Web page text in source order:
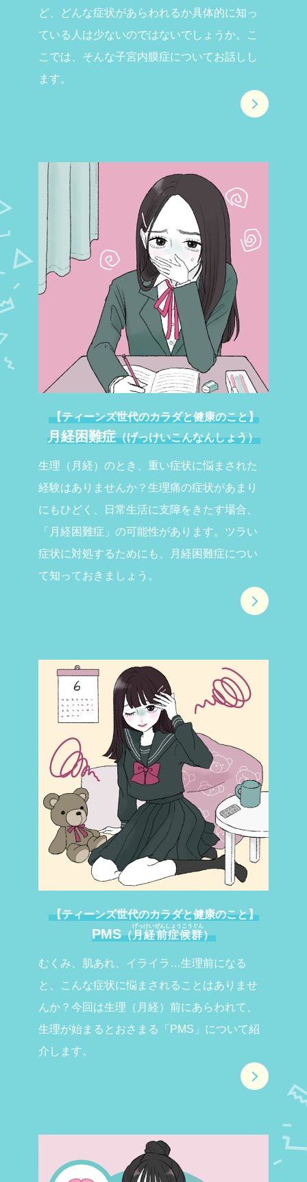
ど、どんな症状があらわれるか具体的に知っ
ている人は少ないのではないでしょうか。こ
こでは、そんな子宮内膜症についてお話しし
ます。
【ティーンズ世代のカラダと健康のこと】
月経困難症（げっけいこんなんしょう）
生理（月経）のとき、重い症状に悩まされた
経験はありませんか？生理痛の症状があまり
にもひどく、日常生活に支障をきたす場合、
「月経困難症」の可能性があります。ツラい
症状に対処するためにも、月経困難症につい
て知っておきましょう。
【ティーンズ世代のカラダと健康のこと】
PMS（月経前症候群
げっけいぜんしょうこうぐん
）
むくみ、肌あれ、イライラ…生理前になる
と、こんな症状に悩まされることはありませ
んか？今回は生理（月経）前にあらわれて、
生理が始まるとおさまる「PMS」について紹
介します。